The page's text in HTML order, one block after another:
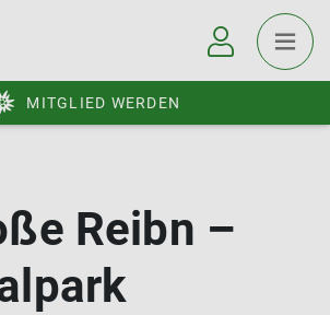
MITGLIED WERDEN
Reibn –